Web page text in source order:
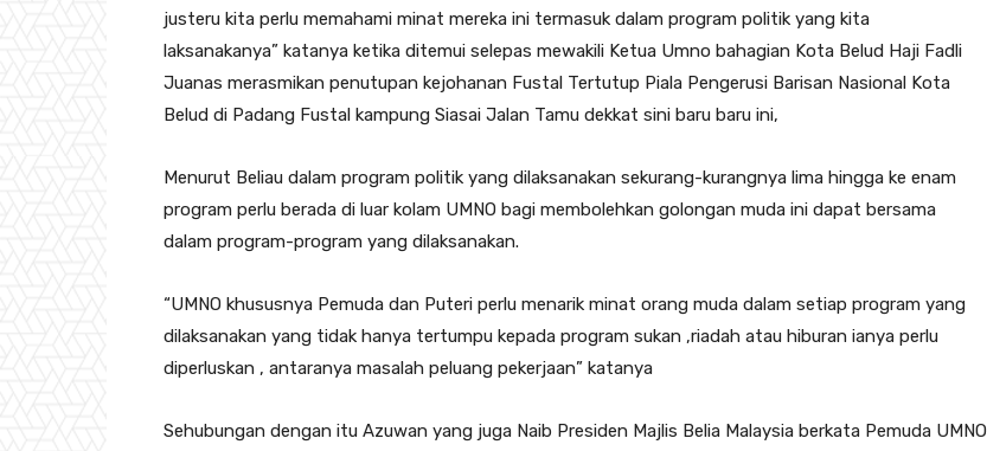
justeru kita perlu memahami minat mereka ini termasuk dalam program politik yang kita
laksanakanya” katanya ketika ditemui selepas mewakili Ketua Umno bahagian Kota Belud Haji Fadli
Juanas merasmikan penutupan kejohanan Fustal Tertutup Piala Pengerusi Barisan Nasional Kota
Belud di Padang Fustal kampung Siasai Jalan Tamu dekkat sini baru baru ini,
Menurut Beliau dalam program politik yang dilaksanakan sekurang-kurangnya lima hingga ke enam
program perlu berada di luar kolam UMNO bagi membolehkan golongan muda ini dapat bersama
dalam program-program yang dilaksanakan.
“UMNO khususnya Pemuda dan Puteri perlu menarik minat orang muda dalam setiap program yang
dilaksanakan yang tidak hanya tertumpu kepada program sukan ,riadah atau hiburan ianya perlu
diperluskan , antaranya masalah peluang pekerjaan” katanya
Sehubungan dengan itu Azuwan yang juga Naib Presiden Majlis Belia Malaysia berkata Pemuda UMNO